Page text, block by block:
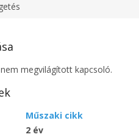
megvilágított kapcsoló.
Műszaki cikk
2 év